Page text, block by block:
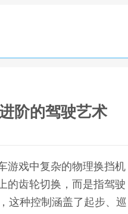
阶的驾驶艺术
游戏中复杂的物理换挡机
的齿轮切换，而是指驾驶
这种控制涵盖了起步、巡